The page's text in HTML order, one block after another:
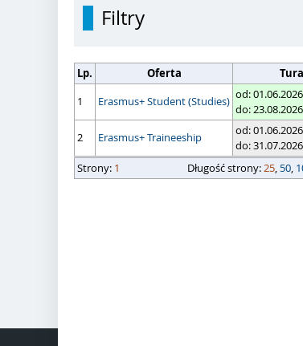
Filtry
Lp. Oferta
1
Erasmus+ Student (Studies) od:
do:
2
Erasmus+ Traineeship
od:
do:
strony
Strony: 1
długość strony Długość strony:25, 50,